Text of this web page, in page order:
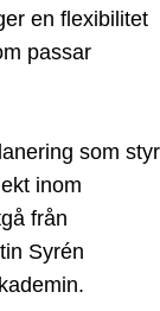
en flexibilitet
passar
som styr
inom
från
Syrén